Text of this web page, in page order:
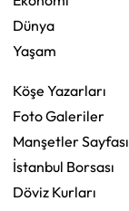
Dünya
Yaşam
Köşe Yazarları
Foto Galeriler
Manşetler Sayfası
İstanbul Borsası
Döviz Kurları